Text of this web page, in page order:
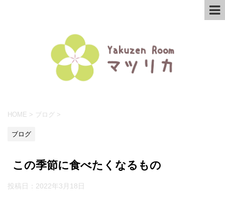
HOME > ブログ >
ブログ
この季節に食べたくなるもの
投稿日： 2022年3月18日